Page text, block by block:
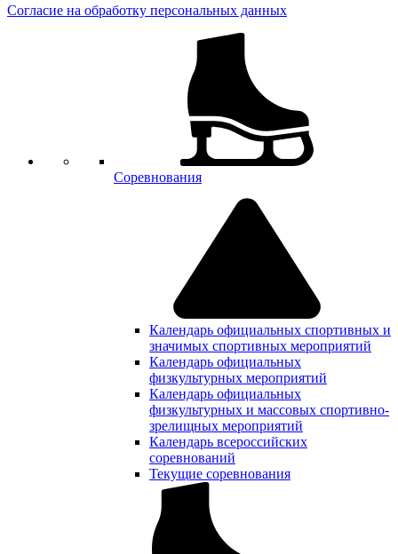
Согласие на обработку персональных данных
Соревнования
Календарь официальных спортивных и
значимых спортивных мероприятий
Календарь официальных
физкультурных мероприятий
Календарь официальных
физкультурных и массовых спортивно-
зрелищных мероприятий
Календарь всероссийских
соревнований
Текущие соревнования